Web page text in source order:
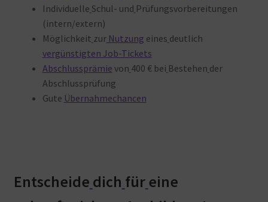
Individuelle Schul- und Prüfungsvorbereitungen
(intern/extern)
Möglichkeit zurNutzung eines deutlich
vergünstigten Job-Tickets
Abschlussprämie von 400 € bei Bestehen der
Abschlussprüfung
Gute Übernahmechancen
Entscheide dich füreine